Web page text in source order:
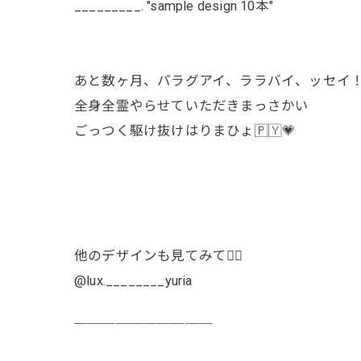
_________. "sample design 10本"
あと数ヶ月、パラグアイ、ララバイ、ッセイ
全身全霊やらせていただきまっさかい
ごっつく駆け抜けはりまひょ🇵🇾💗
他のデザインも見てみて👯‍♀️
@lux.________yuria